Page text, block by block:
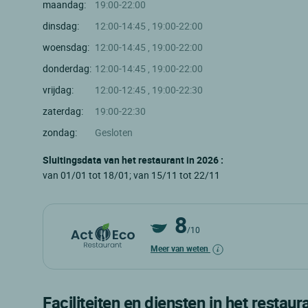
maandag:
19:00-22:00
dinsdag:
12:00-14:45 , 19:00-22:00
woensdag: 12:00-14:45 , 19:00-22:00
donderdag: 12:00-14:45 , 19:00-22:00
vrijdag:
12:00-12:45 , 19:00-22:30
zaterdag:
19:00-22:30
zondag:
Gesloten
Sluitingsdata van het restaurant in 2026 :
van 01/01 tot 18/01; van 15/11 tot 22/11
8/10
Meer van weten
Faciliteiten en diensten in het